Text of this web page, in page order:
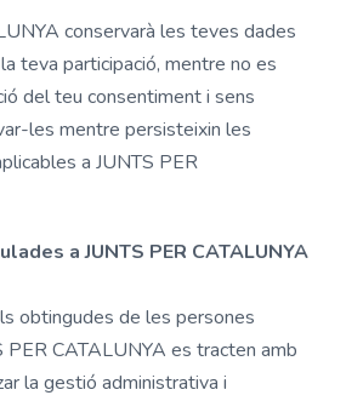
conservarà les teves dades
teva participació, mentre no es
del teu consentiment i sens
les mentre persisteixin les
a JUNTS PER
a JUNTS PER CATALUNYA
obtingudes de les persones
PER CATALUNYA es tracten amb
la gestió administrativa i